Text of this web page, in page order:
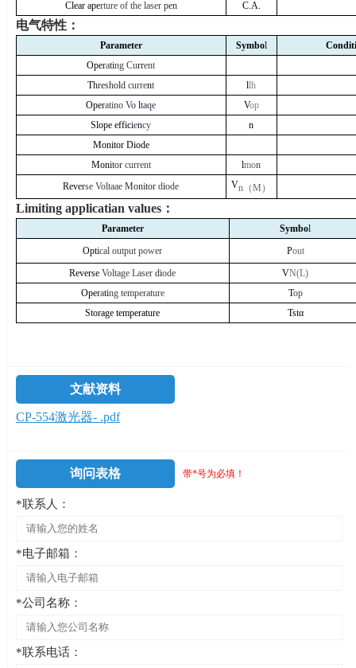
Clear aperture of the laser pen C.A.
电气特性：
Parameter Symbol
Operating Current
Thresholdcurrent llh
OperatinoVoltaqe Vop
Slope efficiency
n
Monitor Diode
Monitor current lmon
Reverse VoltaaeMonitordiode Vn （M ）
Limiting applicatian values：
Parameter Symbol
Optical output power Pout
ReverseVoltage Laserdiode VN(L)
Operating temperature Top
Storage temperature
Tstα
文献资料
CP-554激光器- .pdf
询问表格 带*号为必填！
*联系人：
*电子邮箱：
*公司名称：
*联系电话：